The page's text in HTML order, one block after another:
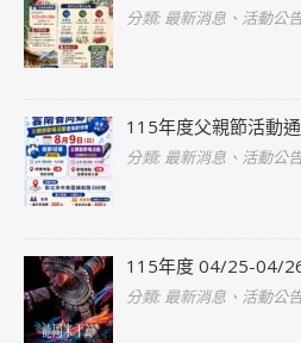
分類: 最新消息、活動公
115年度父親節活動
分類: 最新消息、活動公
115年度 04/25-04/
分類: 最新消息、活動公